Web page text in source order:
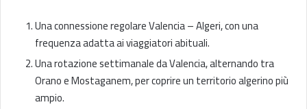
Una connessione regolare Valencia – Algeri, con una
frequenza adatta ai viaggiatori abituali.
Una rotazione settimanale da Valencia, alternando tra
Orano e Mostaganem, per coprire un territorio algerino più
ampio.